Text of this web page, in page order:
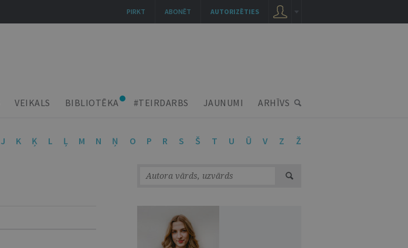
VEIKALS BIBLIOTĒKA #TEIRDARBS JAUNUMI ARHĪVS
J K Ķ L Ļ M N Ņ O P R S Š T U Ū V Z Ž
AUTORIZĒTIES
ABONĒT
PIRKT